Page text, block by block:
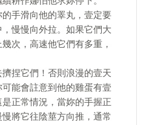
手滑向他的睪丸，壹定要
慢慢向外拉。如果它們大
次，高速他它們有多重，
捏它們！否則浪漫的壹天
能會註意到他的雞蛋有壹
正常情況，當妳的手握正
將它往陰莖方向推，通常